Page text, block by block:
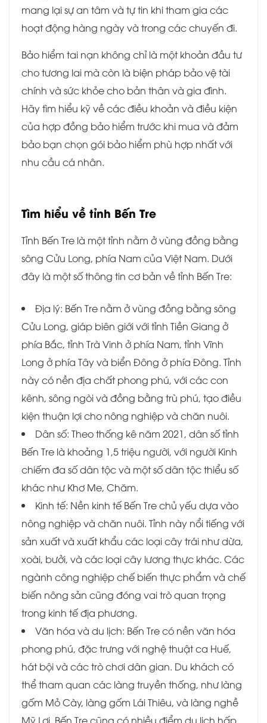
mang lại sự an tâm và tự tin khi tham gia các
hoạt động hàng ngày và trong các chuyến đi.
Bảo hiểm tai nạn không chỉ là một khoản đầu tư
cho tương lai mà còn là biện pháp bảo vệ tài
chính và sức khỏe cho bản thân và gia đình.
Hãy tìm hiểu kỹ về các điều khoản và điều kiện
của hợp đồng bảo hiểm trước khi mua và đảm
bảo bạn chọn gói bảo hiểm phù hợp nhất với
nhu cầu cá nhân.
Tìm hiểu về tỉnh Bến Tre
Tỉnh Bến Tre là một tỉnh nằm ở vùng đồng bằng
sông Cửu Long, phía Nam của Việt Nam. Dưới
đây là một số thông tin cơ bản về tỉnh Bến Tre:
Địa lý: Bến Tre nằm ở vùng đồng bằng sông
Cửu Long, giáp biên giới với tỉnh Tiền Giang ở
phía Bắc, tỉnh Trà Vinh ở phía Nam, tỉnh Vĩnh
Long ở phía Tây và biển Đông ở phía Đông. Tỉnh
này có nền địa chất phong phú, với các con
kênh, sông ngòi và đồng bằng trù phú, tạo điều
kiện thuận lợi cho nông nghiệp và chăn nuôi.
Dân số: Theo thống kê năm 2021, dân số tỉnh
Bến Tre là khoảng 1,5 triệu người, với người Kinh
chiếm đa số dân tộc và một số dân tộc thiểu số
khác như Khơ Me, Chăm.
Kinh tế: Nền kinh tế Bến Tre chủ yếu dựa vào
nông nghiệp và chăn nuôi. Tỉnh này nổi tiếng với
sản xuất và xuất khẩu các loại cây trái như dừa,
xoài, bưởi, và các loại cây lương thực khác. Các
ngành công nghiệp chế biến thực phẩm và chế
biến nông sản cũng đóng vai trò quan trọng
trong kinh tế địa phương.
Văn hóa và du lịch: Bến Tre có nền văn hóa
phong phú, đặc trưng với nghệ thuật ca Huế,
hát bội và các trò chơi dân gian. Du khách có
thể tham quan các làng truyền thống, như làng
gốm Mỏ Cày, làng gốm Lái Thiêu, và làng nghề
Mỹ Lợi. Bến Tre cũng có nhiều điểm du lịch hấp